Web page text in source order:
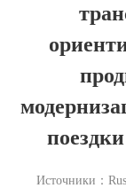
Источники：